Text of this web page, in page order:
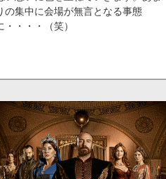
の集中に会場が無言となる事態
・・・・（笑）